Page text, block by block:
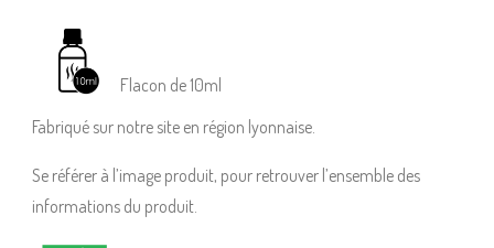
Flacon de 10ml
Fabriqué sur notre site en région lyonnaise.
Se référer à l’image produit, pour retrouver l’ensemble des
informations du produit.